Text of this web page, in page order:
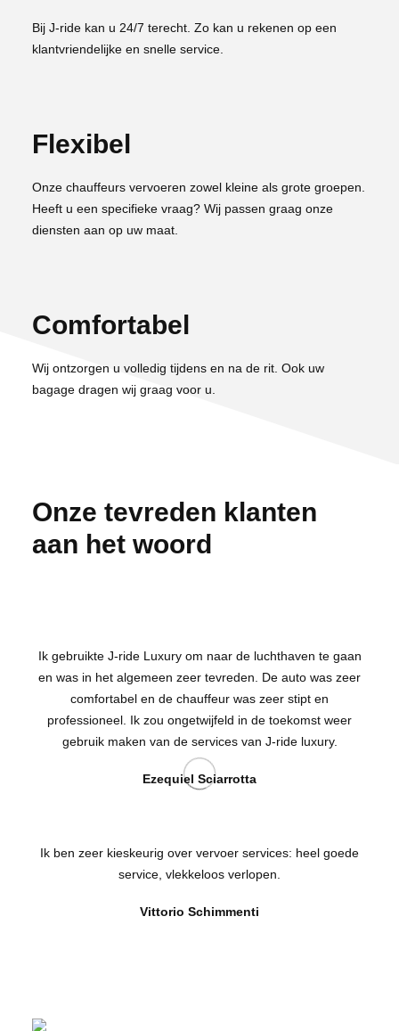
Bij J-ride kan u 24/7 terecht. Zo kan u rekenen op een
klantvriendelijke en snelle service.
Flexibel
Onze chauffeurs vervoeren zowel kleine als grote groepen.
Heeft u een specifieke vraag? Wij passen graag onze
diensten aan op uw maat.
Comfortabel
Wij ontzorgen u volledig tijdens en na de rit. Ook uw
bagage dragen wij graag voor u.
Onze tevreden klanten
aan het woord
Ik gebruikte J-ride Luxury om naar de luchthaven te gaan
en was in het algemeen zeer tevreden. De auto was zeer
comfortabel en de chauffeur was zeer stipt en
professioneel. Ik zou ongetwijfeld in de toekomst weer
gebruik maken van de services van J-ride luxury.
Ezequiel Sciarrotta
Ik ben zeer kieskeurig over vervoer services: heel goede
service, vlekkeloos verlopen.
Vittorio Schimmenti